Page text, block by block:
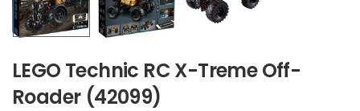
LEGO Technic RC X-Treme Off-
Roader (42099)